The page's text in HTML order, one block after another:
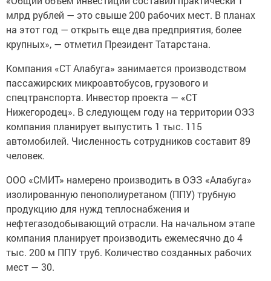
млрд рублей — это свыше 200 рабочих мест. В планах
на этот год — открыть еще два предприятия, более
крупных», — отметил Президент Татарстана.
Компания «СТ Алабуга» занимается производством
пассажирских микроавтобусов, грузового и
спецтранспорта. Инвестор проекта — «СТ
Нижегородец». В следующем году на территории ОЭЗ
компания планирует выпустить 1 тыс. 115
автомобилей. Численность сотрудников составит 89
человек.
ООО «СМИТ» намерено производить в ОЭЗ «Алабуга»
изолированную пенополиуретаном (ППУ) трубную
продукцию для нужд теплоснабжения и
нефтегазодобывающий отрасли. На начальном этапе
компания планирует производить ежемесячно до 4
тыс. 200 м ППУ труб. Количество созданных рабочих
мест — 30.